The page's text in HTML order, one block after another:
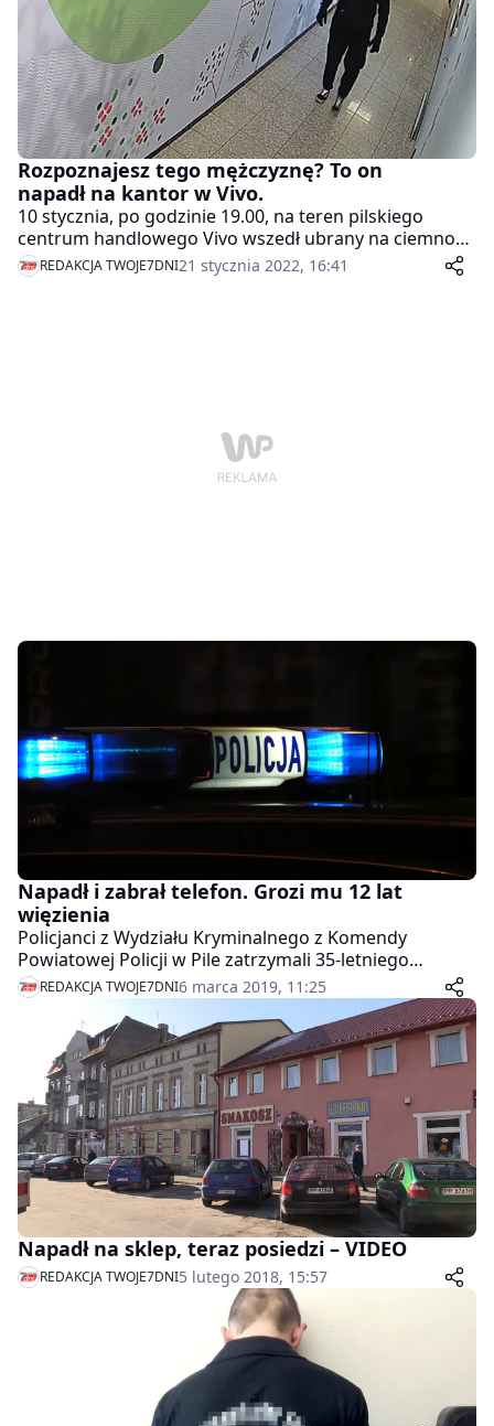
sprawców.
Rozpoznajesz tego mężczyznę? To on
napadł na kantor w Vivo.
10 stycznia, po godzinie 19.00, na teren pilskiego
centrum handlowego Vivo wszedł ubrany na ciemno
mężczyzna. Udał się do znajdującego się na terenie
galerii kantora wymiany walut i przekazał jego
REDAKCJA TWOJE7DNI21 stycznia 2022, 16:41
Napadł i zabrał telefon. Grozi mu 12 lat
więzienia
Policjanci z Wydziału Kryminalnego z Komendy
Powiatowej Policji w Pile zatrzymali 35-letniego
mężczyznę. Napastnik uderzył pokrzywdzonego w
głowę i wyrwał mu z ręki telefon, a następnie uciekł.
Mężczyzna został aresztowany. Teraz grozi mu 12 lat
więzienia.
REDAKCJA TWOJE7DNI6 marca 2019, 11:25
Napadł na sklep, teraz posiedzi – VIDEO
REDAKCJA TWOJE7DNI5 lutego 2018, 15:57